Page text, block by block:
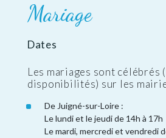
Mariage
Dates
Les mariages sont célébrés
disponibilités) sur les
De Juigné-sur-Loire :
Le lundi et le jeudi de 14h à 17h
Le mardi, mercredi et vendredi